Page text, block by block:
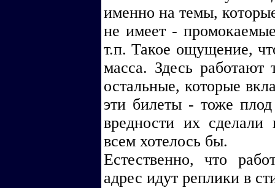
именно на темы,
не имеет -
т.п. Такое ощущение,
масса. Здесь
остальные, которые
эти билеты - тоже
вредности их
всем хотелось бы.
Естественно, что
адрес идут реплики в